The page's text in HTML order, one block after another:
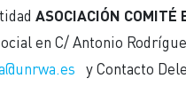
ASOCIACIÓN COMITÉ
en C/ Antonio
y Contacto